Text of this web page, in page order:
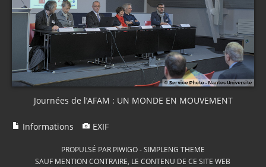
Journées de l’AFAM : UN MONDE EN MOUVEMENT
Informations EXIF
PROPULSÉ PAR PIWIGO-SIMPLENG THEME
SAUF MENTION CONTRAIRE, LE CONTENU DE CE SITE WEB